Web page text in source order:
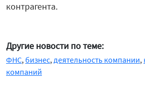
контрагента.
Другие новости по теме:
ФНС,бизнес,деятельность компании,
компаний